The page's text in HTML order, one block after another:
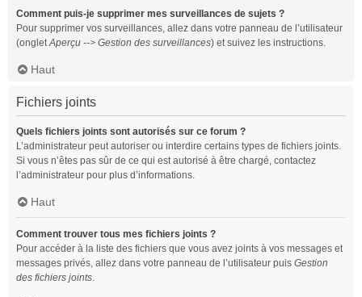
Comment puis-je supprimer mes surveillances de sujets ?
Pour supprimer vos surveillances, allez dans votre panneau de l’utilisateur
(ongletAperçu --> Gestion des surveillances) et suivez les instructions.
Haut
Fichiers joints
Quels fichiers joints sont autorisés sur ce forum ?
L’administrateur peut autoriser ou interdire certains types de fichiers joints.
Si vous n’êtes pas sûr de ce qui est autorisé à être chargé, contactez
l’administrateur pour plus d’informations.
Haut
Comment trouver tous mes fichiers joints ?
Pour accéder à la liste des fichiers que vous avez joints à vos messages et
messages privés, allez dans votre panneau de l’utilisateur puis Gestion
des fichiers joints.